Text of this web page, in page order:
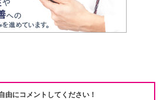
at
e
b
k
n
a
Li
由にコメントしてください！